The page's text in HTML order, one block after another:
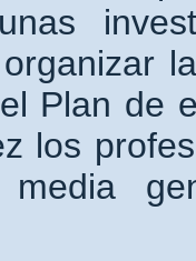
Plan de
los
media